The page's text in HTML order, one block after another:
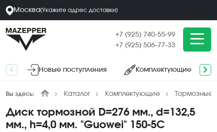
Москва(Укажите адрес доставки)
+7 (925) 740-55-99
+7 (925) 506-77-33
Новые поступления Комплектующие
Вы здесь: Каталог Комплектующие Тормозные
Диск тормозной D=276 мм., d=132,5
мм., h=4,0 мм. "Guowei" 150-5C